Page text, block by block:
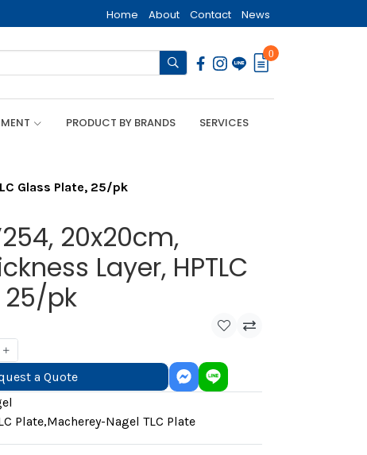
Home About Contact News
0
PRODUCT BY BRANDS SERVICES
Glass Plate, 25/pk
20x20cm,
Layer, HPTLC
25/pk
a Quote
Plate,Macherey-Nagel TLC Plate